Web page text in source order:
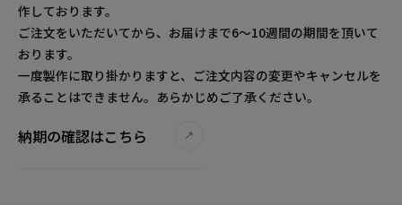
作しております。
ご注文をいただいてから、お届けまで6～10週間の期間を頂いて
おります。
一度製作に取り掛かりますと、ご注文内容の変更やキャンセルを
承ることはできません。あらかじめご了承ください。
納期の確認はこちら